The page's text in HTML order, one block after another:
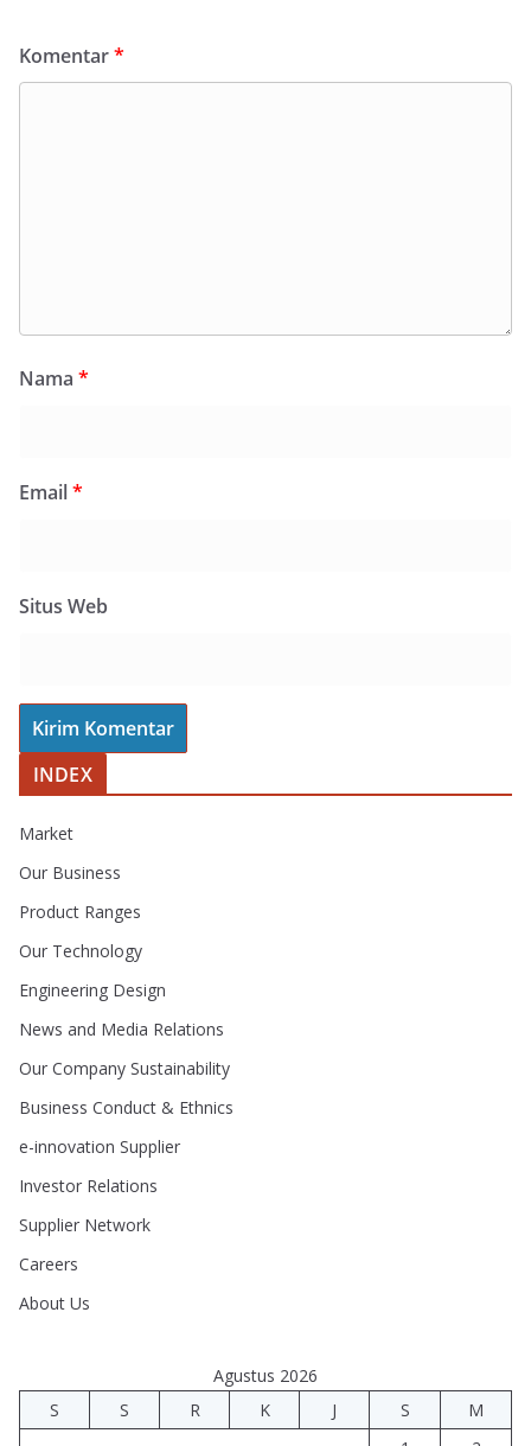
Komentar*
Nama *
Email*
Situs Web
INDEX
Market
Our Business
Product Ranges
Our Technology
Engineering Design
News and Media Relations
Our Company Sustainability
Business Conduct & Ethnics
e-innovation Supplier
Investor Relations
Supplier Network
Careers
About Us
Agustus 2026
S
S R K J S
M